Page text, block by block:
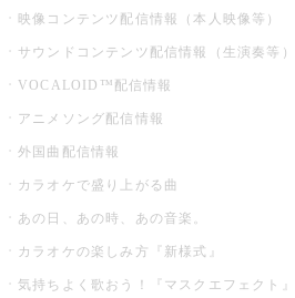
映像コンテンツ配信情報（本人映像等）
サウンドコンテンツ配信情報（生演奏等）
VOCALOID™配信情報
アニメソング配信情報
外国曲配信情報
カラオケで盛り上がる曲
あの日、あの時、あの音楽。
カラオケの楽しみ方『新様式』
気持ちよく歌おう！『マスクエフェクト』